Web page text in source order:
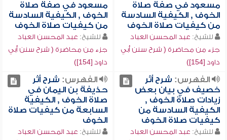
مسعود في صفة صلاة
الخوف , الكيفية السادسة
من كيفيات صلاة الخوف
للشيخ: عبد المحسن العباد
جزء من محاضرة ( شرح سنن أبي
داود [154])
مسعود في صفة صلاة
الخوف , الكيفية السادسة
من كيفيات صلاة الخوف
للشيخ: عبد المحسن العباد
جزء من محاضرة ( شرح سنن أبي
داود [154])
الفهرس: شرح أثر
خصيف في بيان بعض
زيادات صلاة الخوف ,
الكيفية السادسة من
كيفيات صلاة الخوف
للشيخ: عبد المحسن العباد
الفهرس: شرح أثر
حذيفة بن اليمان في
صلاة الخوف , الكيفية
السابعة من كيفيات صلاة
الخوف
للشيخ: عبد المحسن العباد